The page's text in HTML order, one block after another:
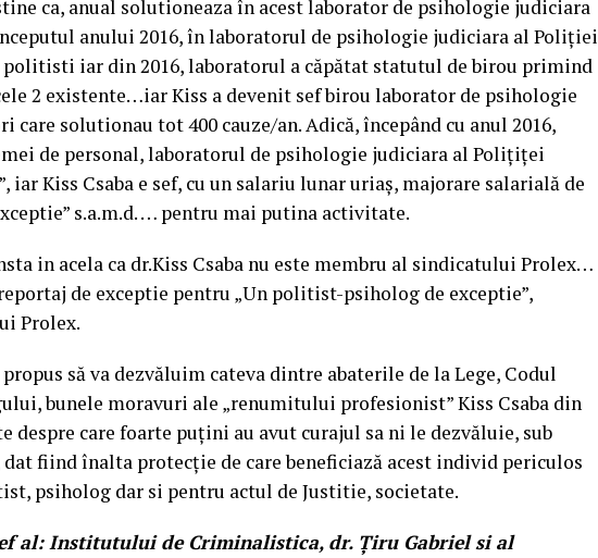
ca, anual solutioneaza în acest laborator de psihologie judiciara
anului 2016, în laboratorul de psihologie judiciara al Poliției
iar din 2016, laboratorul a căpătat statutul de birou primind
2 existente…iar Kiss a devenit sef birou laborator de psihologie
care solutionau tot 400 cauze/an. Adică, începând cu anul 2016,
de personal, laboratorul de psihologie judiciara al Polițiței
iar Kiss Csaba e sef, cu un salariu lunar uriaș, majorare salarială de
s.a.m.d. … pentru mai putina activitate.
in acela ca dr.Kiss Csaba nu este membru al sindicatului Prolex…
de exceptie pentru „Un politist-psiholog de exceptie”,
Prolex.
să va dezvăluim cateva dintre abaterile de la Lege, Codul
bunele moravuri ale „renumitului profesionist” Kiss Csaba din
despre care foarte puțini au avut curajul sa ni le dezvăluie, sub
fiind înalta protecție de care beneficiază acest individ periculos
psiholog dar si pentru actul de Justitie, societate.
al: Institutului de Criminalistica, dr. Țiru Gabriel si al